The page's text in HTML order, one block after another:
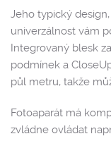
Jeho typický
univerzálnost vám
Integrovaný blesk
podmínek a
půl metru, takže
Fotoaparát má
zvládne ovládat